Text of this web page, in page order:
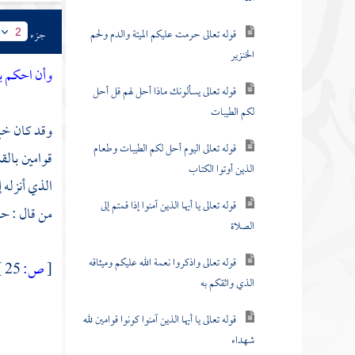
قوله تعالى حرمت عليكم الميتة والدم ولحم
الخنزير
قوله تعالى يسألونك ماذا أحل لهم قل أحل
لكم الطيبات
قوله تعالى اليوم أحل لكم الطيبات وطعام
الذين أوتوا الكتاب
قوله تعالى يا أيها الذين آمنوا إذا قمتم إلى
الصلاة
قوله تعالى واذكروا نعمة الله عليكم وميثاقه
الذي واثقكم به
قوله تعالى يا أيها الذين آمنوا كونوا قوامين لله
شهداء
جزء 2
وأن احكم
وقد كان
قوامين
الذي
من قال :
[ص: